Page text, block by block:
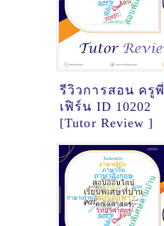
รีวิวการสอน ครูพี่
เฟิร์น ID 10202
[Tutor Review ]